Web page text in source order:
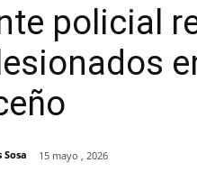
policial
15 mayo , 2026